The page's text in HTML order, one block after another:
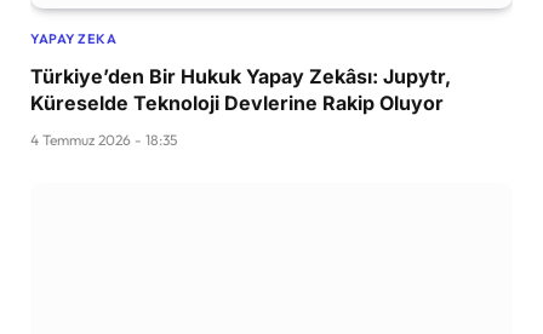
YAPAY ZEKA
Türkiye’den Bir Hukuk Yapay Zekâsı: Jupytr,
Küreselde Teknoloji Devlerine Rakip Oluyor
4 Temmuz 2026 - 18:35